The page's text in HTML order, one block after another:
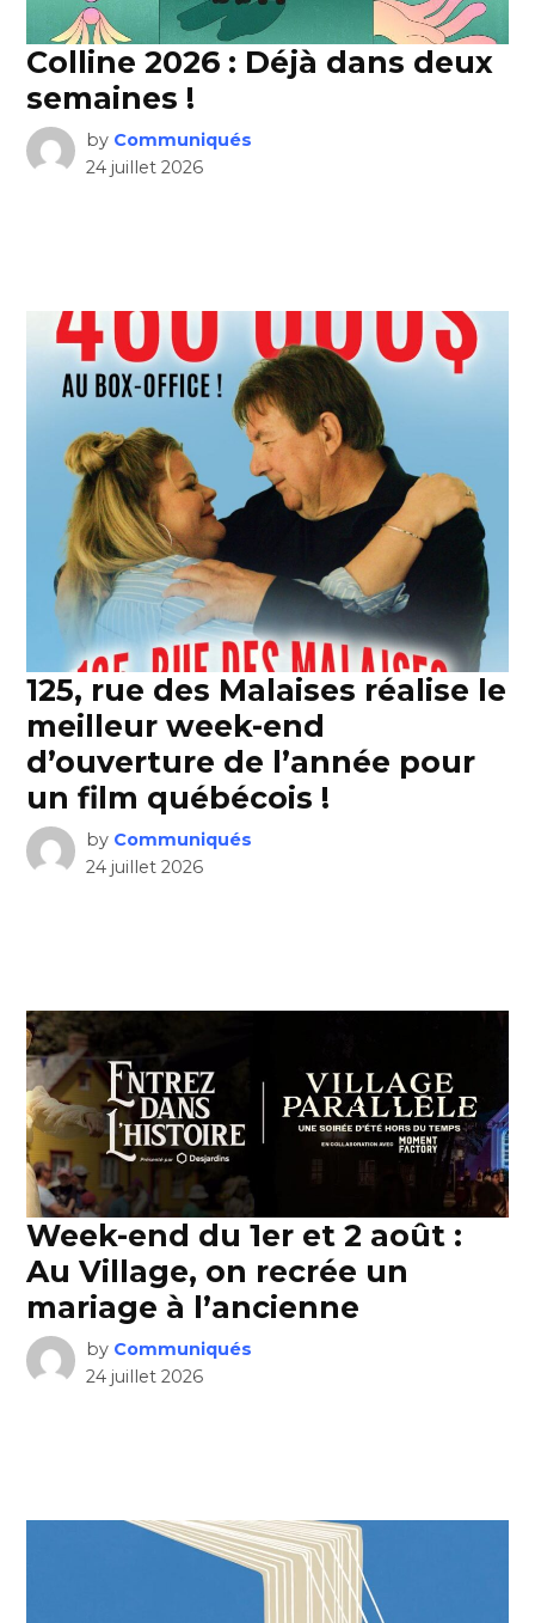
Colline 2026 : Déjà dans deux
semaines !
by Communiqués
24 juillet 2026
125, rue des Malaises réalise le
meilleur week-end
d’ouverture de l’année pour
un film québécois !
by Communiqués
24 juillet 2026
Week-end du 1er et 2 août :
Au Village, on recrée un
mariage à l’ancienne
by Communiqués
24 juillet 2026